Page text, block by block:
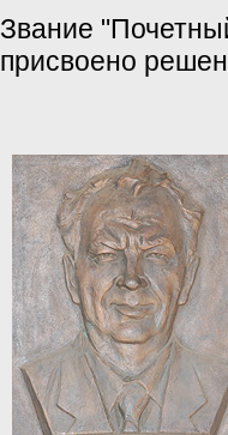
Звание
присвоено